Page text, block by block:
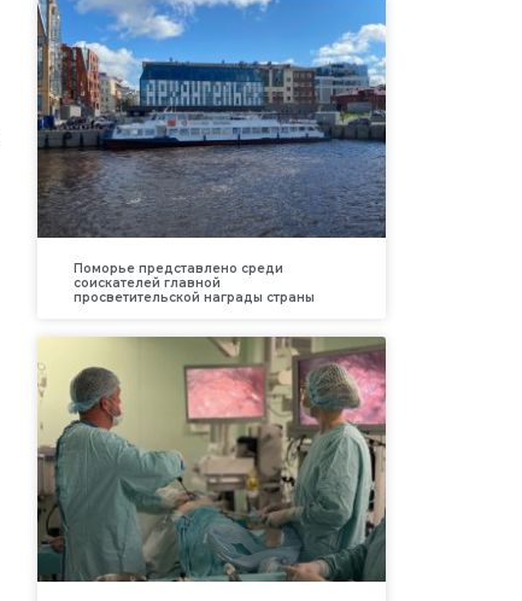
Поморье представлено среди
соискателей главной
просветительской награды страны